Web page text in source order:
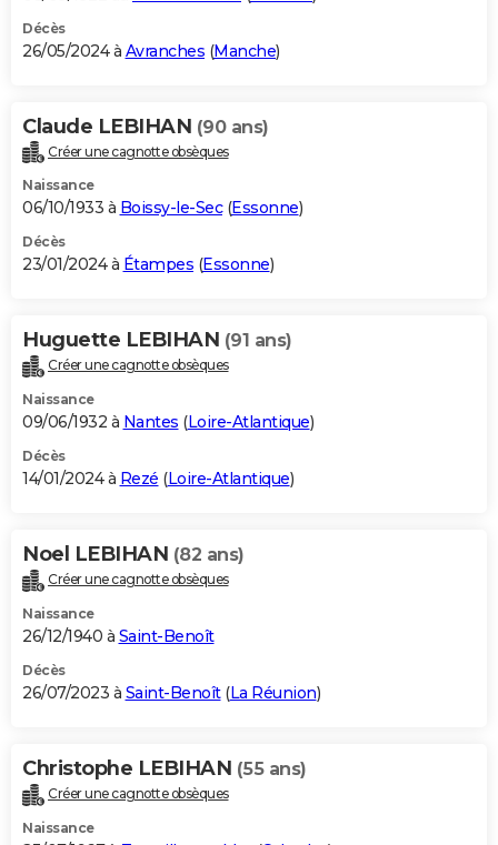
Décès
26/05/2024 à Avranches (Manche)
Claude LEBIHAN (90 ans)
Créer une cagnotte obsèques
Naissance
06/10/1933 à Boissy-le-Sec(Essonne)
Décès
23/01/2024 à Étampes (Essonne)
Huguette LEBIHAN (91 ans)
Créer une cagnotte obsèques
Naissance
09/06/1932 à Nantes (Loire-Atlantique)
Décès
14/01/2024 à Rezé (Loire-Atlantique)
Noel LEBIHAN (82 ans)
Créer une cagnotte obsèques
Naissance
26/12/1940 à Saint-Benoît
Décès
26/07/2023 à Saint-Benoît(La Réunion)
Christophe LEBIHAN (55 ans)
Créer une cagnotte obsèques
Naissance